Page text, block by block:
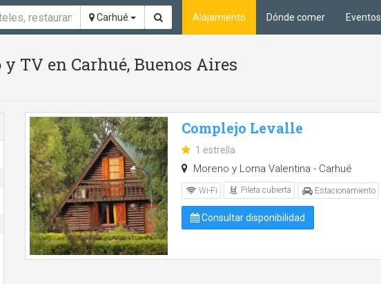
Carhué Alojamiento Dónde comer Eventos
TV en Carhué, Buenos Aires
Complejo Levalle
1 estrella
Moreno y Loma Valentina - Carhué
Wi-Fi Pileta cubierta Estacionamiento
Consultar disponibilidad